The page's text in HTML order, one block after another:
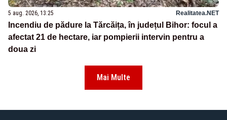
5 aug. 2026, 13:25 Realitatea.NET
Incendiu de pădure la Tărcăița, în județul Bihor: focul a
afectat 21 de hectare, iar pompierii intervin pentru a
doua zi
Mai Multe